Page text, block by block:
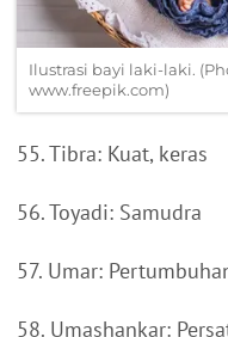
Ilustrasi bayi laki-laki.
www.freepik.com)
55. Tibra: Kuat, keras
56. Toyadi: Samudra
57. Umar:
58. Umashankar: